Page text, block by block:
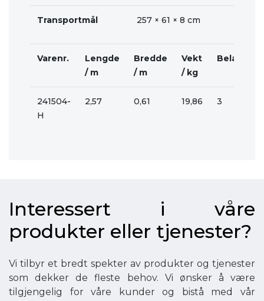
Transportmål 257 × 61 × 8 cm
Varenr.
Lengde
/ m
Bredde
/ m
Vekt
/ kg
241504-
H
2,57 0,61 19,86 3
Interessert i våre
produkter eller tjenester?
Vi tilbyr et bredt spekter av produkter og tjenester
som dekker de fleste behov. Vi ønsker å være
tilgjengelig for våre kunder og bistå med vår